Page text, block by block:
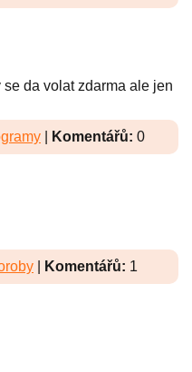
da volat zdarma ale jen
Komentářů: 0
Komentářů: 1